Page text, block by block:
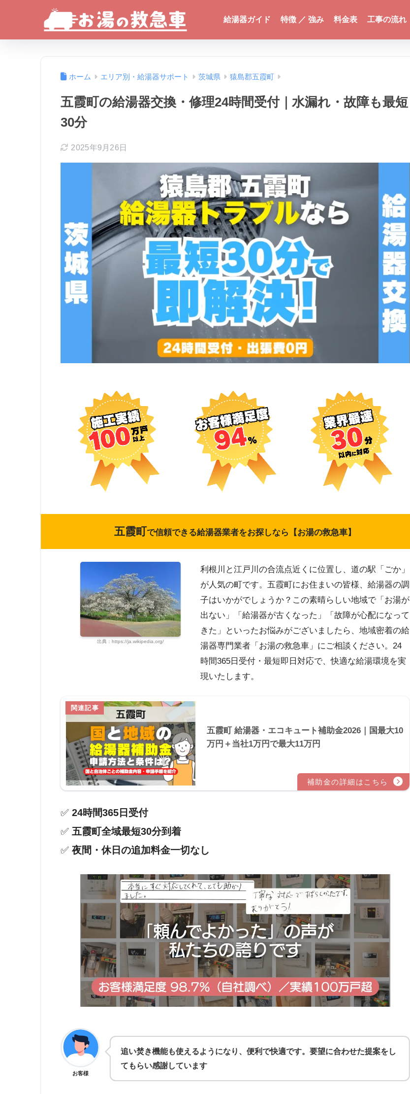
給湯器ガイド 特徴 ／ 強み 料金表 工事の流れ
ホーム エリア別・給湯器サポート 茨城県 猿島郡五霞町
五霞町の給湯器交換・修理24時間受付｜水漏れ・故障も最短
30分
2025年9月26日
五霞町で信頼できる給湯器業者をお探しなら【お湯の救急車】
出典：https://ja.wikipedia.org/
利根川と江戸川の合流点近くに位置し、道の駅「ごか」
が人気の町です。五霞町にお住まいの皆様、給湯器の調
子はいかがでしょうか？この素晴らしい地域で「お湯が
出ない」「給湯器が古くなった」「故障が心配になって
きた」といったお悩みがございましたら、地域密着の給
湯器専門業者「お湯の救急車」にご相談ください。24
時間365日受付・最短即日対応で、快適な給湯環境を実
現いたします。
五霞町 給湯器・エコキュート補助金2026｜国最大10
万円＋当社1万円で最大11万円
✅ 24時間365日受付
✅ 五霞町全域最短30分到着
✅ 夜間・休日の追加料金一切なし
お客様
他社では20万円近くの見積もりが出たけれど、こちらではだいぶ安くて親切に
対応してもらえて助かりました。これからガス代がどれだけ節約できるか楽し
みです！